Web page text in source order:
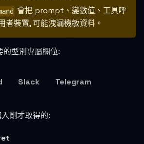
會把 prompt、變數值、工具呼
者裝置, 可能洩漏機敏資料。
的型別專屬欄位:
Slack Telegram
入剛才取得的: